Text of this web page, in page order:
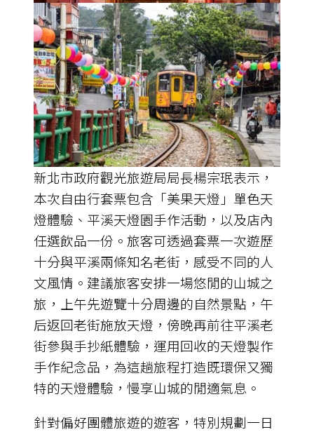
新北市政府觀光旅遊局局長楊宗珉表示，
本次自由行套票包含「美果天燈」單色天
燈體驗、平溪天燈園手作活動，以及店內
任選飲品一份。旅客可透過套票一次遊歷
十分與平溪兩條知名老街，感受不同的人
文風情。建議旅客安排一場悠閒的山城之
旅，上午先遊覽十分周邊的自然景點，午
后返回老街施放天燈，傍晚再前往平溪老
街參與手抄紙體驗，運用回收的天燈製作
手作紀念品，為這趟旅程打造既環保又獨
特的天燈體驗，慢享山城的閒適氣息。
針對偏好團體旅遊的遊客，特別規劃一日